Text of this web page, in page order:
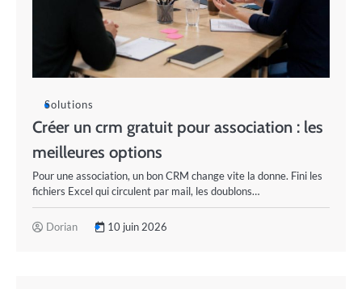
Solutions
Créer un crm gratuit pour association : les
meilleures options
Pour une association, un bon CRM change vite la donne. Fini les
fichiers Excel qui circulent par mail, les doublons…
Dorian 10 juin 2026